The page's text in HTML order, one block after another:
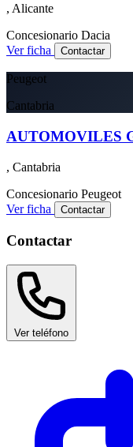
, Alicante
Concesionario Dacia
Ver ficha
Contactar
Peugeot
Cantabria
AUTOMOVILES
, Cantabria
Concesionario Peugeot
Ver ficha
Contactar
Contactar
Ver teléfono